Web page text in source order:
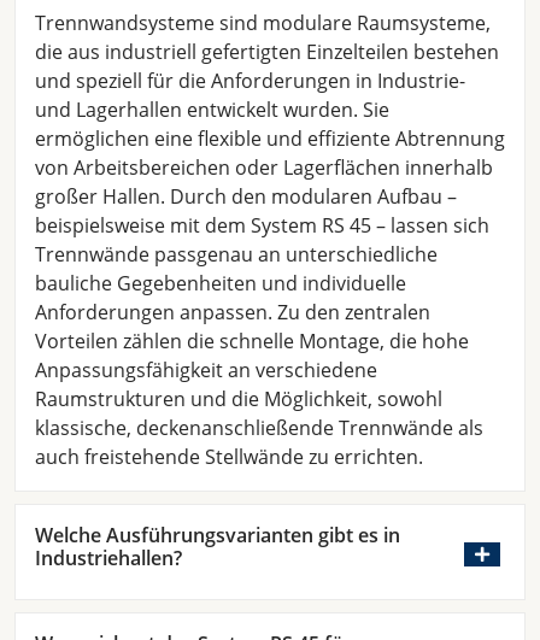
Trennwandsysteme sind modulare Raumsysteme,
die aus industriell gefertigten Einzelteilen bestehen
und speziell für die Anforderungen in Industrie-
und Lagerhallen entwickelt wurden. Sie
ermöglichen eine flexible und effiziente Abtrennung
von Arbeitsbereichen oder Lagerflächen innerhalb
großer Hallen. Durch den modularen Aufbau –
beispielsweise mit dem System RS 45 – lassen sich
Trennwände passgenau an unterschiedliche
bauliche Gegebenheiten und individuelle
Anforderungen anpassen. Zu den zentralen
Vorteilen zählen die schnelle Montage, die hohe
Anpassungsfähigkeit an verschiedene
Raumstrukturen und die Möglichkeit, sowohl
klassische, deckenanschließende Trennwände als
auch freistehende Stellwände zu errichten.
Welche Ausführungsvarianten gibt es in
Industriehallen?